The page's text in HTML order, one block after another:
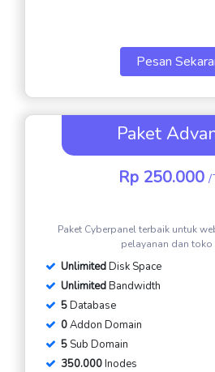
Pesan
Paket
Rp 250.000 /
Paket Cyberpanel terbaik untuk
pelayanan dan toko
UnlimitedDisk Space
UnlimitedBandwidth
5Database
0Addon Domain
5 Sub Domain
350.000Inodes